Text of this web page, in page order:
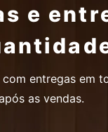
e
entregas em
as vendas.